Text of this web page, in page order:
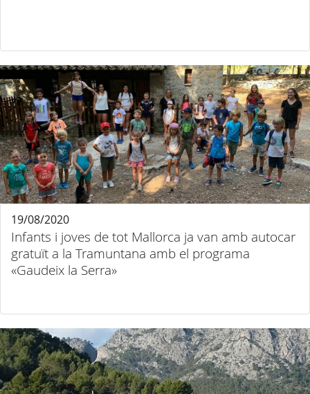
Infants i joves de tot Mallorca ja van amb autocar
gratuït a la Tramuntana amb el programa
«Gaudeix la Serra»
19/08/2020